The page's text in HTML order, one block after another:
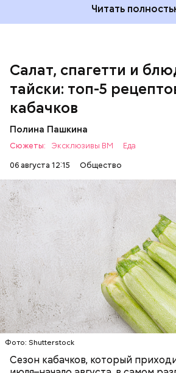
Читать
Салат, спагетти и
тайски: топ-5
кабачков
Полина Пашкина
Сюжеты: Эксклюзивы ВМ
Еда
06 августа 12:15
Общество
Фото: Shutterstock
Сезон кабачков, который
Ингредиенты:
ЕДА ОВОЩИ РЕЦЕПТЫ
Фото: Shutterstock
Однако диетолог предупредила:
может быть полезна. В первую
есть с осторожностью людям: